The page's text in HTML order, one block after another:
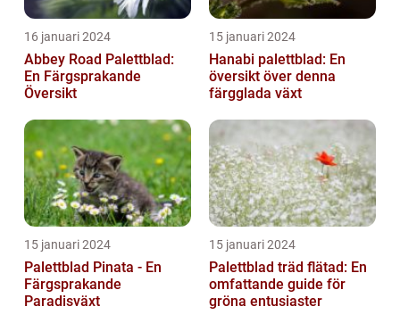
16 januari 2024
Abbey Road Palettblad:
En Färgsprakande
Översikt
15 januari 2024
Hanabi palettblad: En
översikt över denna
färgglada växt
15 januari 2024
Palettblad Pinata - En
Färgsprakande
Paradisväxt
15 januari 2024
Palettblad träd flätad: En
omfattande guide för
gröna entusiaster